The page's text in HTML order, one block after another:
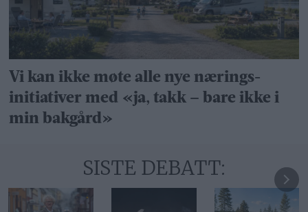
Vi kan ikke møte alle nye nærings­
initiativer med «ja, takk – bare ikke i
min bakgård»
SISTE DEBATT: